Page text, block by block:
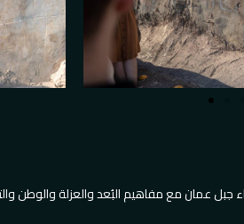
جبل عمان مع مفاهيم البُعد والعزلة والوطن